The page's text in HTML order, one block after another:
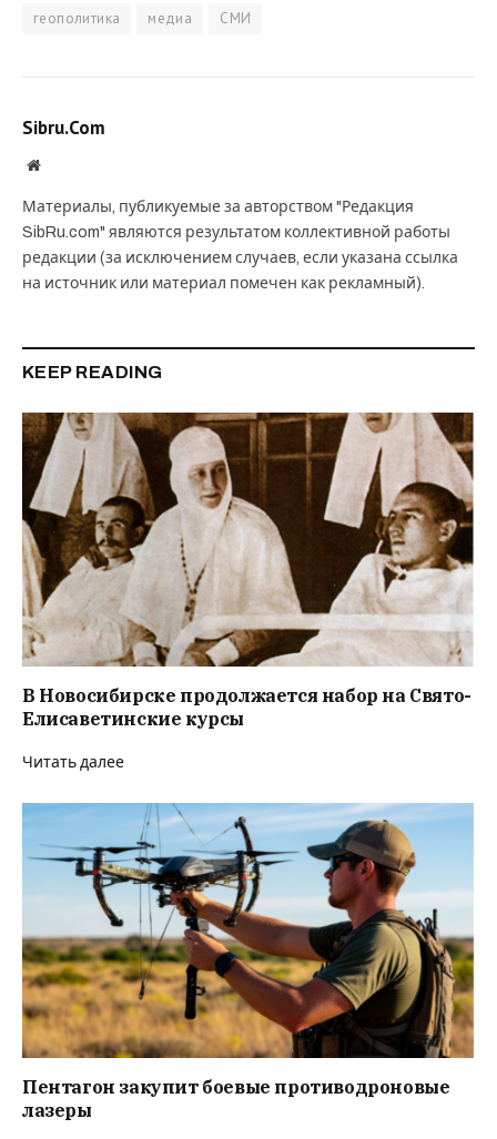
геополитика медиа СМИ
Sibru.Com
Website
Материалы, публикуемые за авторством "Редакция
SibRu.com" являются результатом коллективной работы
редакции (за исключением случаев, если указана ссылка
на источник или материал помечен как рекламный).
KEEP READING
В Новосибирске продолжается набор на Свято-
Елисаветинские курсы
Читать далее
Пентагон закупит боевые противодроновые
лазеры